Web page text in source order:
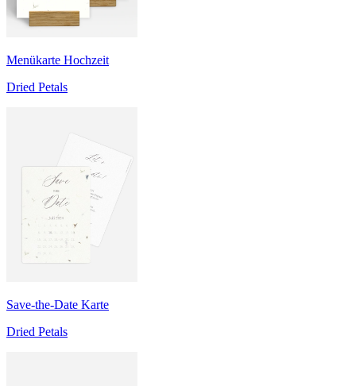
Menükarte Hochzeit
Dried Petals
Save-the-Date Karte
Dried Petals